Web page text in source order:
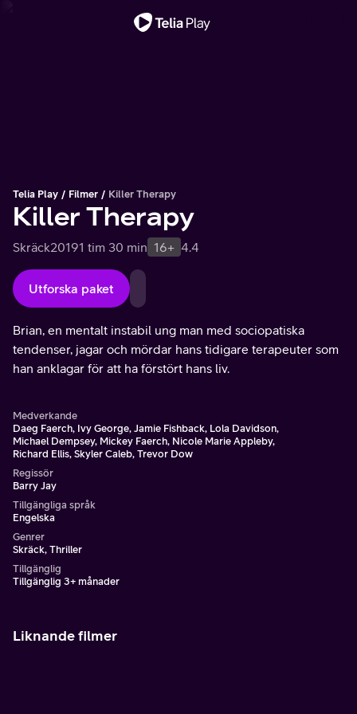
Telia Play Filmer Killer Therapy
Killer Therapy
Skräck20191 tim 30 min 16+ 4.4
Utforska paket
Brian, en mentalt instabil ung man med sociopatiska
tendenser, jagar och mördar hans tidigare terapeuter som
han anklagar för att ha förstört hans liv.
Medverkande
Daeg Faerch, Ivy George, Jamie Fishback, Lola Davidson,
Michael Dempsey, Mickey Faerch, Nicole Marie Appleby,
Richard Ellis, Skyler Caleb, Trevor Dow
Regissör
Barry Jay
Tillgängliga språk
Engelska
Genrer
Skräck, Thriller
Tillgänglig
Tillgänglig 3+ månader
Liknande filmer